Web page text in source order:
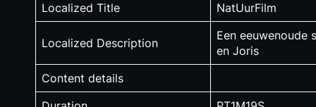
Localized Title
NatUurFilm
Localized Description
Een eeuwenoude
en Joris
Content details